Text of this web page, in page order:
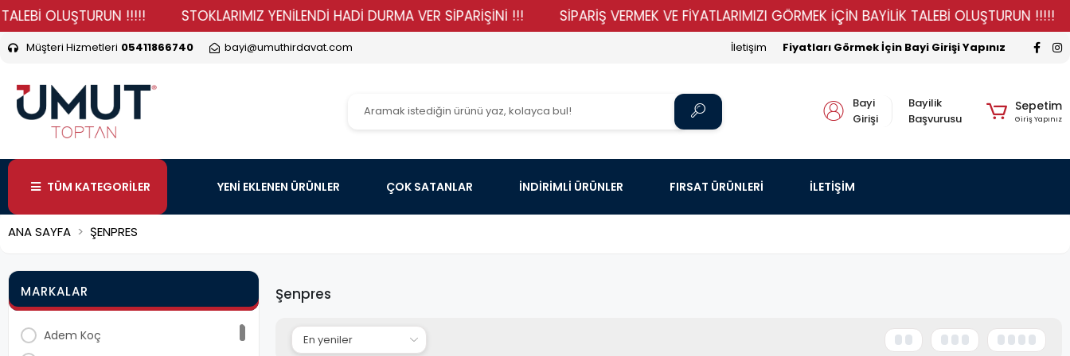
OLUŞTURUN !!!!! STOKLARIMIZ YENİLENDİ HADİ DURMA VER SİPARİŞİNİ !!! SİPARİŞ VERMEK VE FİYATLARIMIZI GÖRMEK İÇİN BAYİLİK TALEBİ OLUŞTURUN !!!!!
Müşteri Hizmetleri 05411866740 bayi@umuthirdavat.com Fiyatları Görmek İçin Bayi Girişi Yapınız
İletişim
Bayi
Girişi
Bayilik
Başvurusu
Sepetim
Giriş Yapınız
TÜM KATEGORİLER YENİ EKLENEN ÜRÜNLER ÇOK SATANLAR İNDİRİMLİ ÜRÜNLER FIRSAT ÜRÜNLERİ İLETİŞİM
ANA SAYFA ŞENPRES
MARKALAR
Adem Koç
Şenpres